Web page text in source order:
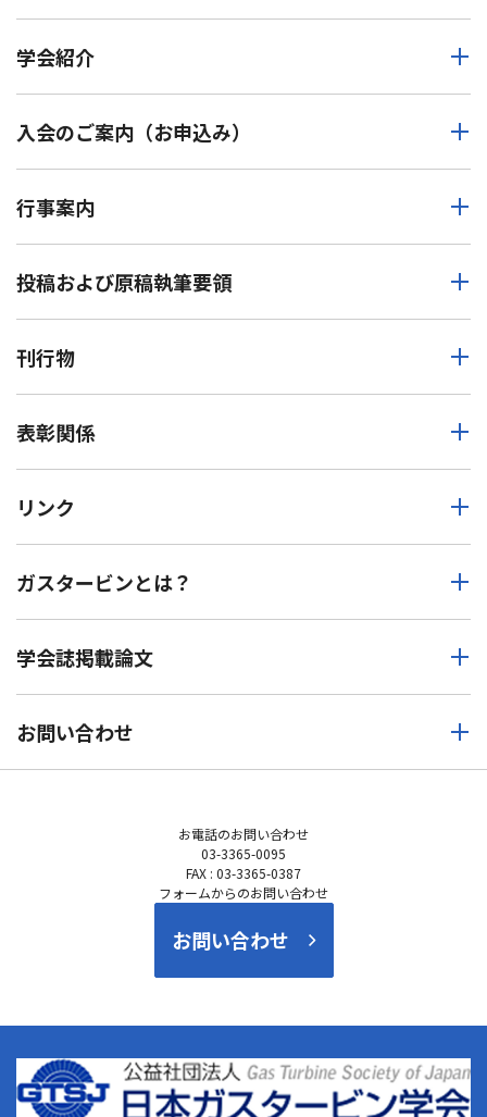
お電話のお問い合わせ
03-3365-0095
FAX : 03-3365-0387
フォームからのお問い合わせ
お問い合わせ
学会紹介
入会のご案内（お申込み）
行事案内
投稿および原稿執筆要領
刊行物
表彰関係
リンク
ガスタービンとは？
学会誌掲載論文
お問い合わせ